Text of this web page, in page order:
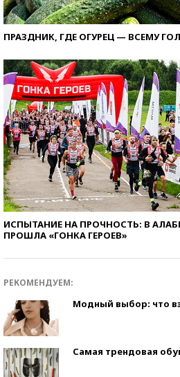
ПРАЗДНИК, ГДЕ ОГУРЕЦ — ВСЕМУ
ИСПЫТАНИЕ НА ПРОЧНОСТЬ: В
ПРОШЛА «ГОНКА ГЕРОЕВ»
РЕКОМЕНДУЕМ:
Модный выбор: что
Самая трендовая